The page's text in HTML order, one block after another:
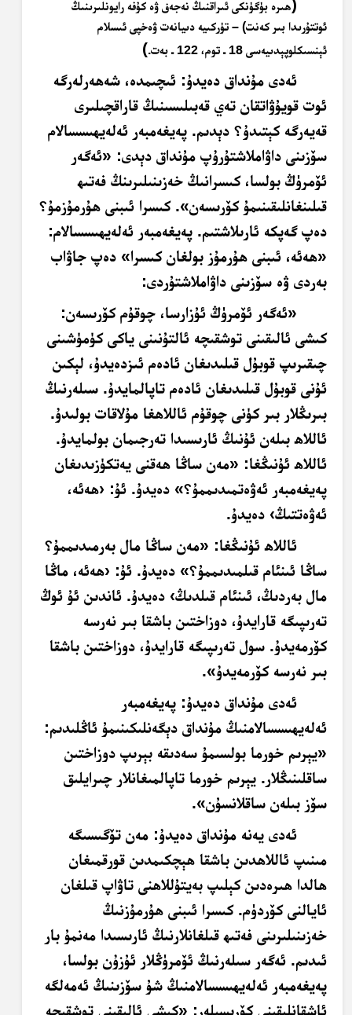
(ھىرە بۈگۈنكى ئىراقنىڭ نەجەف ۋە كۇفە رايونلىرىنىڭ
ئوتتۇرىدا بىر كەنت) – تۈركىيە دىيانەت ۋەخپى ئىسلام
ئېنسىكلوپېدىيەسى 18 ـ توم، 122 ـ بەت
.
)
ئەدى مۇنداق دەيدۇ: ئىچىمدە، شەھەرلەرگە
ئوت قويۇۋاتقان تەي قەبىلىسىنىڭ قاراقچىلىرى
قەيەرگە كېتىدۇ؟ دېدىم. پەيغەمبەر ئەلەيھىسسالام
سۆزىنى داۋاملاشتۇرۇپ مۇنداق دېدى: «ئەگەر
ئۆمرۈڭ بولسا، كىسرانىڭ خەزىنىلىرىنڭ فەتىھ
قىلىنغانلىقىنىمۇ كۆرىسەن». كىسرا ئىبنى ھۇرمۇزمۇ؟
دەپ گەپكە ئارىلاشتىم. پەيغەمبەر ئەلەيھىسسالام:
«ھەئە، ئىبنى ھۇرمۇز بولغان كىسرا» دەپ جاۋاب
بەردى ۋە سۆزىنى داۋاملاشتۇردى:
«ئەگەر ئۆمرۈڭ ئۇزارسا، چوقۇم كۆرىسەن:
كىشى ئالىقىنى توشقىچە ئالتۇنىنى ياكى كۈمۈشىنى
چىقىرىپ قوبۇل قىلىدىغان ئادەم ئىزدەيدۇ، لېكىن
ئۇنى قوبۇل قىلىدىغان ئادەم تاپالمايدۇ. سىلەرنىڭ
بىرىڭلار بىر كۈنى چوقۇم ئاللاھغا مۇلاقات بولىدۇ.
ئاللاھ بىلەن ئۇنىڭ ئارىسىدا تەرجىمان بولمايدۇ.
ئاللاھ ئۇنىڭغا: «مەن ساڭا ھەقنى يەتكۈزىدىغان
پەيغەمبەر ئەۋەتمىدىممۇ؟» دەيدۇ. ئۇ: ‹ھەئە،
ئەۋەتتىڭ› دەيدۇ.
ئاللاھ ئۇنىڭغا: «مەن ساڭا مال بەرمىدىممۇ؟
ساڭا ئىنئام قىلمىدىممۇ؟» دەيدۇ. ئۇ: ‹ھەئە، ماڭا
مال بەردىڭ، ئىنئام قىلدىڭ› دەيدۇ. ئاندىن ئۇ ئوڭ
تەرىپىگە قارايدۇ، دوزاختىن باشقا بىر نەرسە
كۆرمەيدۇ. سول تەرىپىگە قارايدۇ، دوزاختىن باشقا
بىر نەرسە كۆرمەيدۇ».
ئەدى مۇنداق دەيدۇ: پەيغەمبەر
ئەلەيھىسسالامنىڭ مۇنداق دېگەنلىكىنىمۇ ئاڭلىدىم:
«يېرىم خورما بولسىمۇ سەدىقە بېرىپ دوزاختىن
ساقلىنىڭلار. يېرىم خورما تاپالمىغانلار چىرايلىق
سۆز بىلەن ساقلانسۇن».
ئەدى يەنە مۇنداق دەيدۇ: مەن تۆگىسىگە
مىنىپ ئاللاھدىن باشقا ھېچكىمدىن قورقمىغان
ھالدا ھىرەدىن كېلىپ بەيتۇللاھنى تاۋاپ قىلغان
ئايالنى كۆردۈم. كىسرا ئىبنى ھۇرمۇزنىڭ
خەزىنىلىرىنى فەتىھ قىلغانلارنىڭ ئارىسىدا مەنمۇ بار
ئىدىم. ئەگەر سىلەرنىڭ ئۆمرۈڭلار ئۇزۇن بولسا،
پەيغەمبەر ئەلەيھىسسالامنىڭ شۇ سۆزىنىڭ ئەمەلگە
ئاشقانلىقىنى كۆرىسىلەر: «كىشى ئالىقىنى توشقىچە